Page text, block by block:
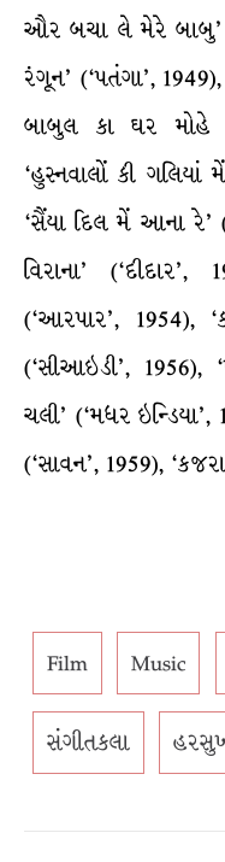
ઔર બચા લે મેરે બાબુ’
રંગૂન’ (‘પતંગા’,
બાબુલ કા ઘર મોહે
‘હુસ્નવાલોં કી ગલિયાં
‘સૈંયા દિલ મેં આના રે’
વિરાના’
(‘આરપાર’, 1954),
(‘સીઆઇડી’,
ચલી’ (‘મધર ઇન્ડિયા’,
(‘સાવન’, 1959),
Film Music
સંગીતકલા